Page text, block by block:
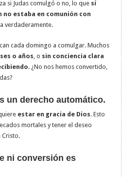
si Judas comulgó o no, lo que sí
no estaba en comunión con
verdaderamente.
cada domingo a comulgar. Muchos
o años, o sin conciencia clara
. ¿No nos hemos convertido,
un derecho automático.
estar en gracia de Dios. Esto
mortales y tener el deseo
Cristo.
ni conversión es